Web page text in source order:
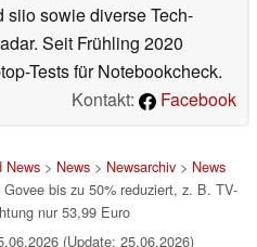
siio sowie diverse Tech-
Seit Frühling 2020
Tests für Notebookcheck.
Kontakt:
Facebook
News> News> Newsarchiv> News
bis zu 50% reduziert, z. B. TV-
nur 53,99 Euro
(Update: 25.06.2026)